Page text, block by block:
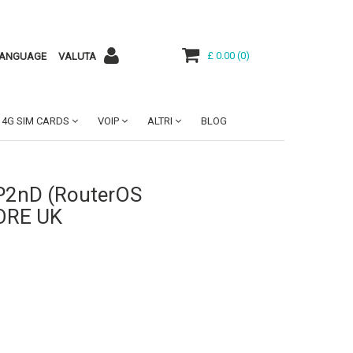
VALUTA £ 0.00 (0)
4G SIM CARDS VOIP ALTRI BLOG
(RouterOS
UK